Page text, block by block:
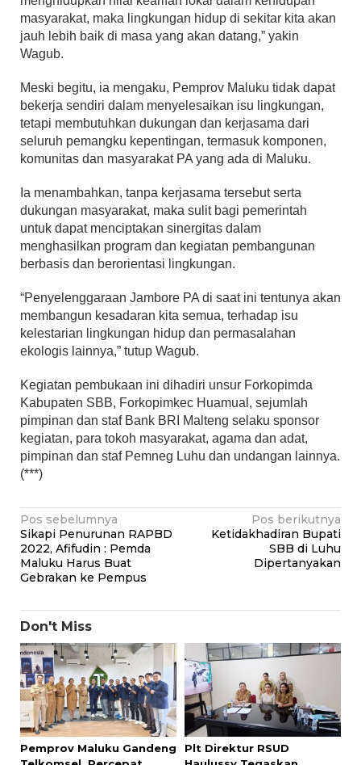
masyarakat, maka lingkungan hidup di sekitar kita akan
jauh lebih baik di masa yang akan datang,” yakin
Wagub.
Meski begitu, ia mengaku, Pemprov Maluku tidak dapat
bekerja sendiri dalam menyelesaikan isu lingkungan,
tetapi membutuhkan dukungan dan kerjasama dari
seluruh pemangku kepentingan, termasuk komponen,
komunitas dan masyarakat PA yang ada di Maluku.
Ia menambahkan, tanpa kerjasama tersebut serta
dukungan masyarakat, maka sulit bagi pemerintah
untuk dapat menciptakan sinergitas dalam
menghasilkan program dan kegiatan pembangunan
berbasis dan berorientasi lingkungan.
“Penyelenggaraan Jambore PA di saat ini tentunya akan
membangun kesadaran kita semua, terhadap isu
kelestarian lingkungan hidup dan permasalahan
ekologis lainnya,” tutup Wagub.
Kegiatan pembukaan ini dihadiri unsur Forkopimda
Kabupaten SBB, Forkopimkec Huamual, sejumlah
pimpinan dan staf Bank BRI Malteng selaku sponsor
kegiatan, para tokoh masyarakat, agama dan adat,
pimpinan dan staf Pemneg Luhu dan undangan lainnya.
(***)
Navigasi
pos
Pos sebelumnya
Sikapi Penurunan RAPBD
2022, Afifudin : Pemda
Maluku Harus Buat
Gebrakan ke Pempus
Pos berikutnya
Ketidakhadiran Bupati
SBB di Luhu
Dipertanyakan
Don't Miss
Pemprov Maluku Gandeng
Plt Direktur RSUD